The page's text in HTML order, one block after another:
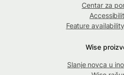
Centar za
Feature
Wise
Slanje novca u